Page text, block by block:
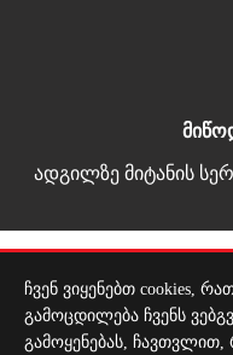
ადგილზე მიტანის
მარტივი გადახდა
ჩვენ ვიყენებთ cookies,
გამოცდილება ჩვენს
გამოყენებას, ჩავთვლით,